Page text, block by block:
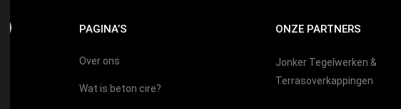
PAGINA’S
Over ons
Wat is beton cire?
ONZE PARTNERS
Jonker Tegelwerken &
Terrasoverkappingen